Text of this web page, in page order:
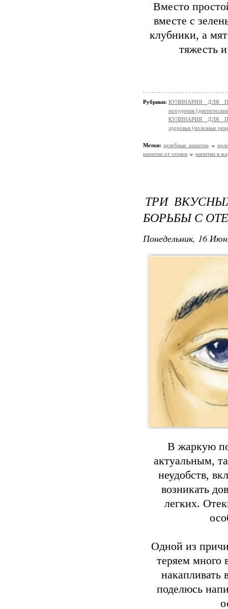
Вместо
вместе с
клубники, а
тяжесть
Рубрики: КУЛИНАРИЯ ДЛЯ
похудения
КУЛИНАРИЯ ДЛЯ
здоровья (полезные
Метки: целебные напитки
напитки от отеков
напитки в
ТРИ
БОРЬБЫ С
Понедельник, 16
В жаркую
актуальным,
неудобств,
возникать
легких.
Одной из
теряем много
накапливать
поделюсь